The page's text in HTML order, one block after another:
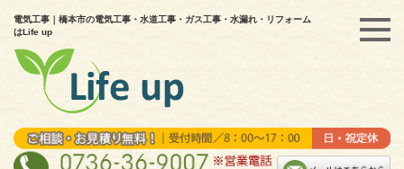
電気工事｜橋本市の電気工事・水道工事・ガス工事・水漏れ・リフォーム
はLife up